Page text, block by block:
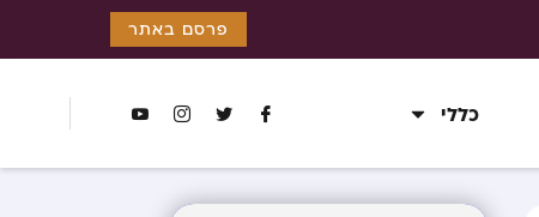
פרסם באתר
כללי